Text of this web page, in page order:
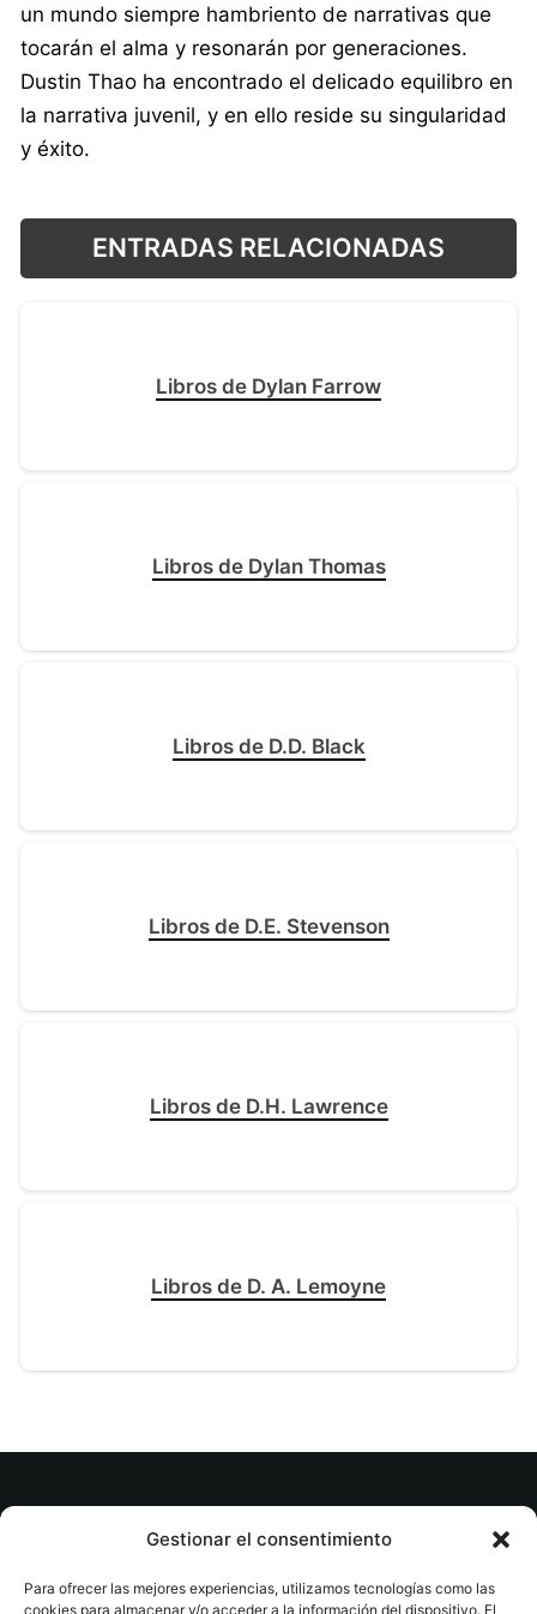
Gestionar el consentimiento
Para ofrecer las mejores experiencias, utilizamos tecnologías como las
cookies para almacenar y/o acceder a la información del dispositivo. El
un mundo siempre hambriento de narrativas que
tocarán el alma y resonarán por generaciones.
Dustin Thao ha encontrado el delicado equilibro en
la narrativa juvenil, y en ello reside su singularidad
y éxito.
ENTRADAS RELACIONADAS
Libros de Dylan Farrow
Libros de Dylan Thomas
Libros de D.D. Black
Libros de D.E. Stevenson
Libros de D.H. Lawrence
Libros de D. A. Lemoyne
© tuslibrosvip.com · Todos los derechos